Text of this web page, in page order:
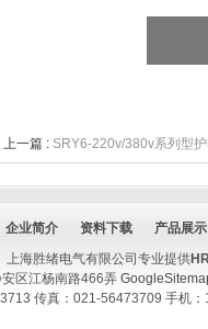
上一篇 : SRY6-220v/380v系列型
企业简介 资料下载
产品展示
上海胜绪电气有限公司专业提供
区江杨南路466弄
传真：021-56473709 手机